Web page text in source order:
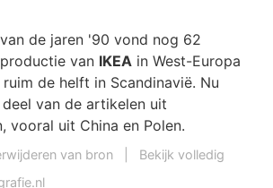
de jaren '90 vond nog 62
van IKEA in West-Europa
de helft in Scandinavië. Nu
van de artikelen uit
vooral uit China en Polen.
van bron
Bekijk volledig